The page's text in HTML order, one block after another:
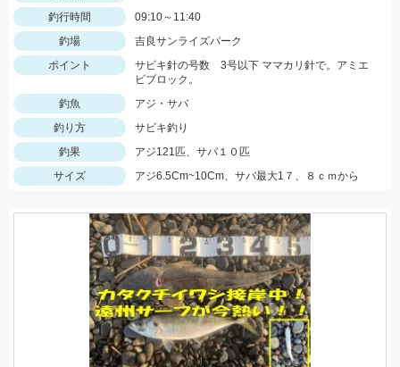
釣行時間
09:10～11:40
釣場
吉良サンライズパーク
ポイント
サビキ針の号数 3号以下 ママカリ針で。アミエ
ビブロック。
釣魚
アジ・サバ
釣り方
サビキ釣り
釣果
アジ121匹、サバ１０匹
サイズ
アジ6.5Cm~10Cm、サバ最大1７、８ｃｍから